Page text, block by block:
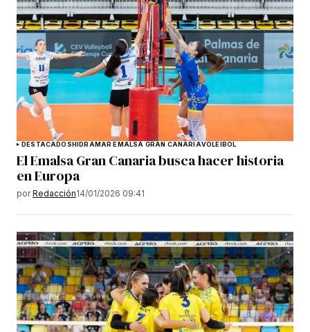
DESTACADOSHIDRAMAR EMALSA GRAN CANARIAVOLEIBOL
El Emalsa Gran Canaria busca hacer historia
en Europa
por Redacción14/01/2026 09:41